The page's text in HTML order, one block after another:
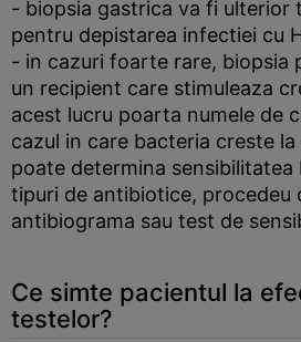
- biopsia gastrica va fi ulterior
pentru depistarea infectiei cu
- in cazuri foarte rare, biopsia
un recipient care stimuleaza
acest lucru poarta numele de
cazul in care bacteria creste
poate determina sensibilitatea
tipuri de antibiotice, procedeu
antibiograma sau test de
Ce simte pacientul la
testelor?